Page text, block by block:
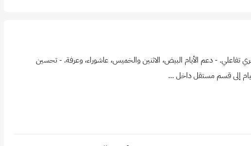
تقويم هجري تفاعلي. - دعم الأيام البيض، الاثنين والخميس، عاشوراء، وعرفة. - تحسين
إلى قسم مستقل داخل ...